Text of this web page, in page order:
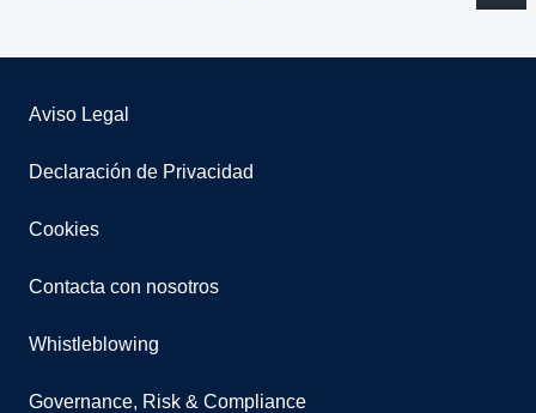
Aviso Legal
Declaración de Privacidad
Cookies
Contacta con nosotros
Whistleblowing
Governance, Risk & Compliance